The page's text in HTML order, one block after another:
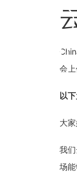
会上
以
大
我
场